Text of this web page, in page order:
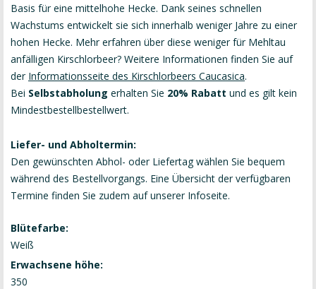
Basis für eine mittelhohe Hecke. Dank seines schnellen
Wachstums entwickelt sie sich innerhalb weniger Jahre zu einer
hohen Hecke. Mehr erfahren über diese weniger für Mehltau
anfälligen Kirschlorbeer? Weitere Informationen finden Sie auf
der Informationsseite des Kirschlorbeers Caucasica.
Bei Selbstabholung erhalten Sie 20% Rabatt und es gilt kein
Mindestbestellbestellwert.
Liefer- und Abholtermin:
Den gewünschten Abhol- oder Liefertag wählen Sie bequem
während des Bestellvorgangs. Eine Übersicht der verfügbaren
Termine finden Sie zudem auf unserer Infoseite.
Blütefarbe:
Weiß
Erwachsene höhe:
350